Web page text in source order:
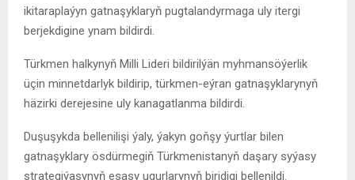
ikitaraplaýyn gatnaşyklaryň pugtalandyrmaga uly itergi
berjekdigine ynam bildirdi.
Türkmen halkynyň Milli Lideri bildirilýän myhmansöýerlik
üçin minnetdarlyk bildirip, türkmen-eýran gatnaşyklarynyň
häzirki derejesine uly kanagatlanma bildirdi.
Duşuşykda bellenilişi ýaly, ýakyn goňşy ýurtlar bilen
gatnaşyklary ösdürmegiň Türkmenistanyň daşary syýasy
strategiýasynyň esasy ugurlarynyň biridigi bellenildi.